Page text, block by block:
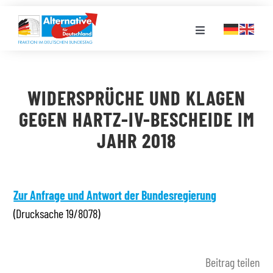
Inhalt
springen
Toggle
LANDESGRUPPEN
PRESSE
WIDERSPRÜCHE UND KLAGEN
GEGEN HARTZ-IV-BESCHEIDE IM
JAHR 2018
Zur Anfrage und Antwort der Bundesregierung
(Drucksache 19/8078)
Beitrag teilen